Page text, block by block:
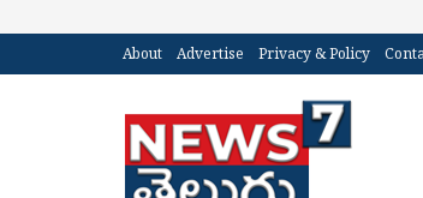
About Advertise Privacy & Policy